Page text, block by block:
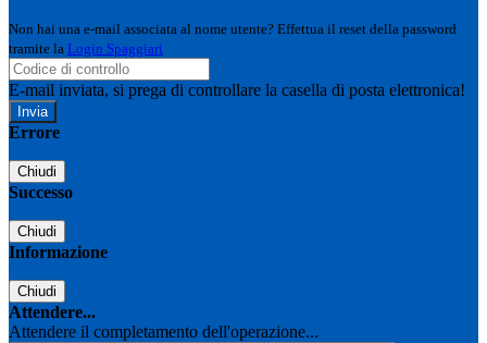
Non hai una e-mail associata al nome utente? Effettua il reset della password
tramite la Login Spaggiari
E-mail inviata, si prega di controllare la casella di posta elettronica!
Errore
Chiudi
Successo
Chiudi
Informazione
Chiudi
Attendere...
Attendere il completamento dell'operazione...